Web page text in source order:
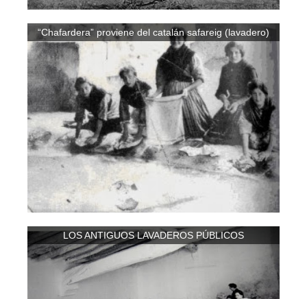
“Chafardera” proviene del catalán safareig (lavadero)
LOS ANTIGUOS LAVADEROS PÚBLICOS